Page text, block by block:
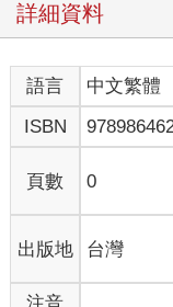
詳細資料
語言 中文繁體
ISBN
頁數 0
出版地 台灣